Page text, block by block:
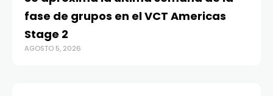
fase de grupos en el VCT Americas
Stage 2
AGOSTO 5, 2026